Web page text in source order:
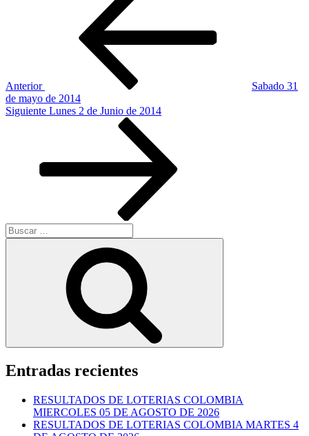
Anterior
Sabado 31
de mayo de 2014
Siguiente
Siguiente Lunes 2 de Junio de 2014
Buscar
por:
Entradas recientes
RESULTADOS DE LOTERIAS COLOMBIA
MIERCOLES 05 DE AGOSTO DE 2026
RESULTADOS DE LOTERIAS COLOMBIA MARTES 4